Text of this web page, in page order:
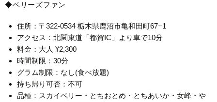
◆ベリーズファン
住所：〒322-0534 栃木県鹿沼市亀和田町67−1
アクセス：北関東道「都賀IC」より車で10分
料金：大人 ¥2,300
時間制限：30分
グラム制限：なし(食べ放題)
持ち帰り可否：不可
品種：スカイベリー・とちおとめ・とちあいか・女峰・や